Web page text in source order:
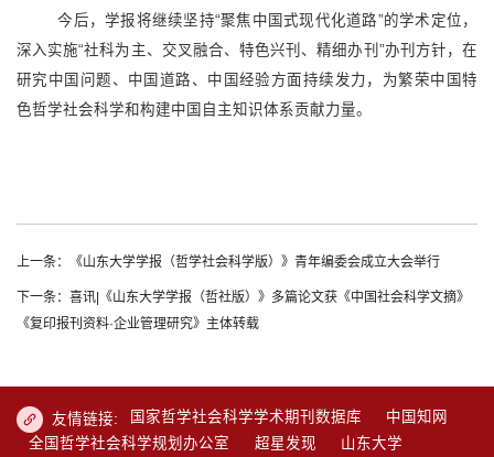
今后，学报将继续坚持“聚焦中国式现代化道路”的学术定位，
深入实施“社科为主、交叉融合、特色兴刊、精细办刊”办刊方针，在
研究中国问题、中国道路、中国经验方面持续发力，为繁荣中国特
色哲学社会科学和构建中国自主知识体系贡献力量。
上一条：《山东大学学报（哲学社会科学版）》青年编委会成立大会举行
下一条：喜讯|《山东大学学报（哲社版）》多篇论文获《中国社会科学文摘》
《复印报刊资料·企业管理研究》主体转载
友情链接: 国家哲学社会科学学术期刊数据库
中国知网
全国哲学社会科学规划办公室
超星发现 山东大学